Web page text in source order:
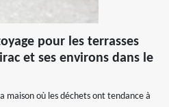
pour les terrasses
et ses environs dans le
maison où les déchets ont tendance à